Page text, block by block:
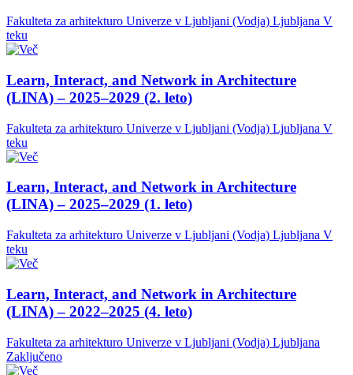
Fakulteta za arhitekturo Univerze v Ljubljani (Vodja) Ljubljana V
teku
Learn, Interact, and Network in Architecture
(LINA) – 2025–2029 (2. leto)
Fakulteta za arhitekturo Univerze v Ljubljani (Vodja) Ljubljana V
teku
Learn, Interact, and Network in Architecture
(LINA) – 2025–2029 (1. leto)
Fakulteta za arhitekturo Univerze v Ljubljani (Vodja) Ljubljana V
teku
Learn, Interact, and Network in Architecture
(LINA) – 2022–2025 (4. leto)
Fakulteta za arhitekturo Univerze v Ljubljani (Vodja) Ljubljana
Zaključeno